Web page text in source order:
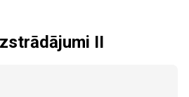
II